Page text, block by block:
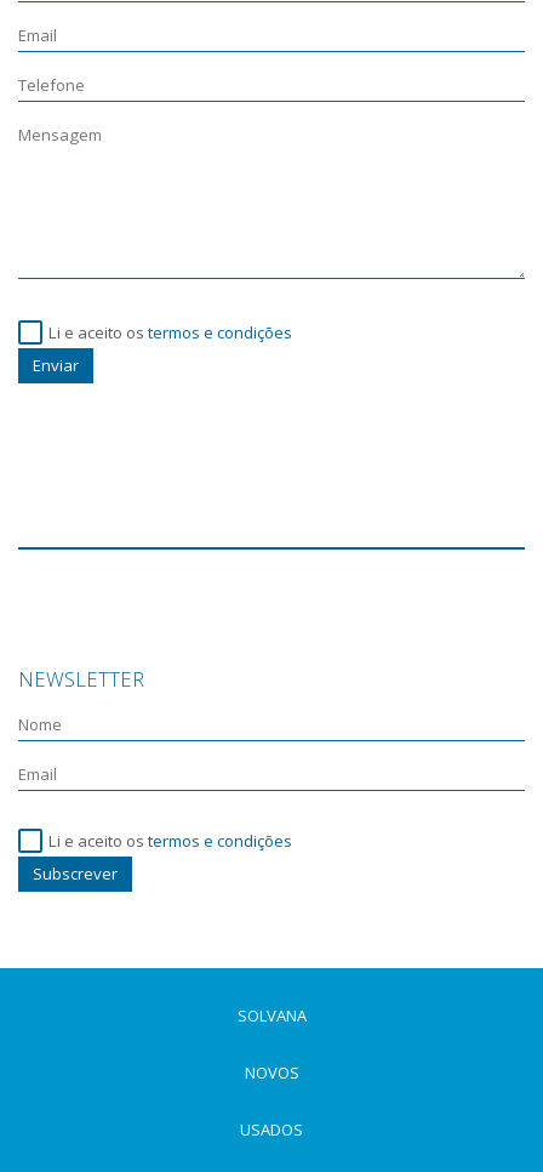
Li e aceito os termos e condições
Enviar
NEWSLETTER
Li e aceito os termos e condições
Subscrever
SOLVANA
NOVOS
USADOS